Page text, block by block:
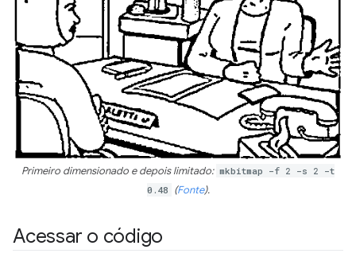
Primeiro dimensionado e depois limitado: mkbitmap -f 2 -s 2 -t
0.48 (Fonte).
Acessar o código